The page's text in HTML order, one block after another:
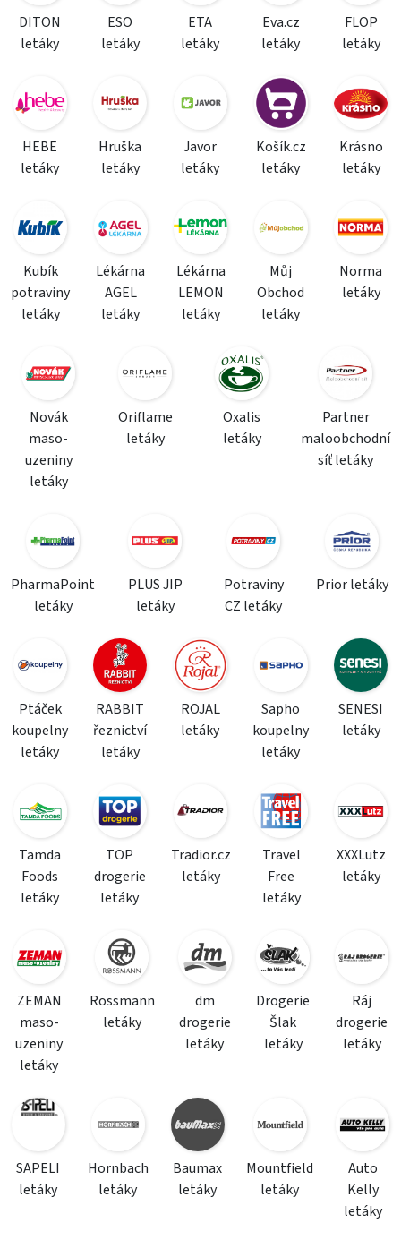
DITON
letáky
ESO
letáky
ETA
letáky
Eva.cz
letáky
FLOP
letáky
HEBE
letáky
Hruška
letáky
Javor
letáky
Košík.cz
letáky
Krásno
letáky
Kubík
potraviny
letáky
Lékárna
AGEL
letáky
Lékárna
LEMON
letáky
Můj
Obchod
letáky
Norma
letáky
Novák
maso-
uzeniny
letáky
Oriflame
letáky
Oxalis
letáky
Partner
maloobchodní
síť letáky
PharmaPoint
letáky
PLUS JIP
letáky
Potraviny
CZ letáky
Prior letáky
Ptáček
koupelny
letáky
RABBIT
řeznictví
letáky
ROJAL
letáky
Sapho
koupelny
letáky
SENESI
letáky
Tamda
Foods
letáky
TOP
drogerie
letáky
Tradior.cz
letáky
Travel
Free
letáky
XXXLutz
letáky
ZEMAN
maso-
uzeniny
letáky
Rossmann
letáky
dm
drogerie
letáky
Drogerie
Šlak
letáky
Ráj
drogerie
letáky
SAPELI
letáky
Hornbach
letáky
Baumax
letáky
Mountfield
letáky
Auto
Kelly
letáky